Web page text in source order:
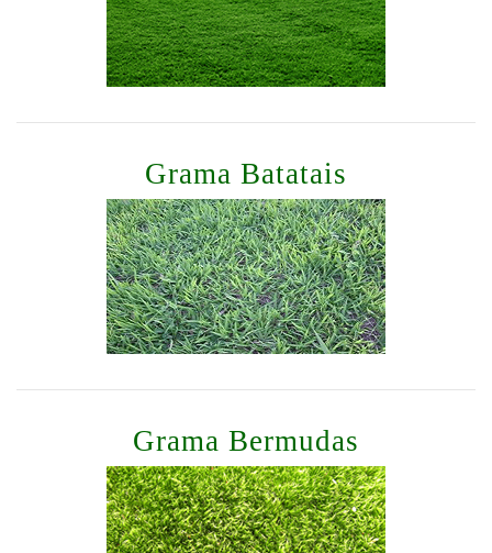
Grama Batatais
Grama Bermudas